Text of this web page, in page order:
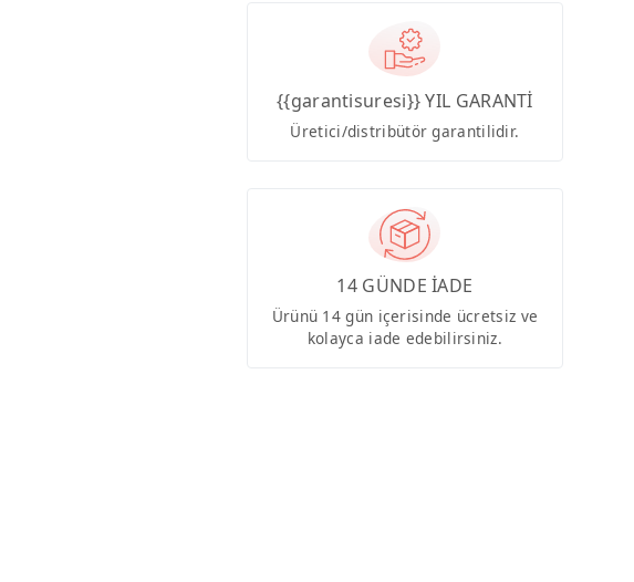
{{garantisuresi}} YIL GARANTİ
Üretici/distribütör garantilidir.
14 GÜNDE İADE
Ürünü 14 gün içerisinde ücretsiz ve
kolayca iade edebilirsiniz.